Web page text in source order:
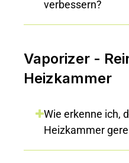
verbessern?
Vaporizer -
Heizkammer
Wie erkenne ich,
Heizkammer